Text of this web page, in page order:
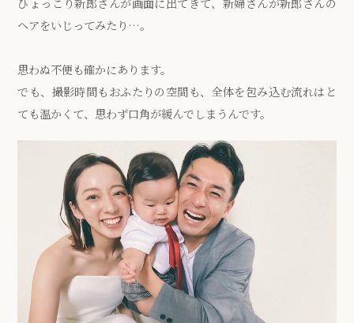
ひょっこり新郎さんが画面に出てきて、新婦さんが新郎さんの
ヘアをいじってみたり…。
思わぬ不便も確かにあります。
でも、撮影時間もおふたりの空間も、全体を包み込む流れはと
ても温かくて、思わず口角が緩んでしまうんです。